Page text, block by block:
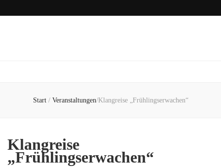
Start / Veranstaltungen/Klangreise „Frühlingserwachen“
Klangreise
„Frühlingserwachen“